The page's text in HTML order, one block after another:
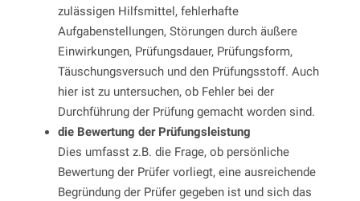
zulässigen Hilfsmittel, fehlerhafte
Aufgabenstellungen, Störungen durch äußere
Einwirkungen, Prüfungsdauer, Prüfungsform,
Täuschungsversuch und den Prüfungsstoff. Auch
hier ist zu untersuchen, ob Fehler bei der
Durchführung der Prüfung gemacht worden sind.
die Bewertung der Prüfungsleistung
Dies umfasst z.B. die Frage, ob persönliche
Bewertung der Prüfer vorliegt, eine ausreichende
Begründung der Prüfer gegeben ist und sich das